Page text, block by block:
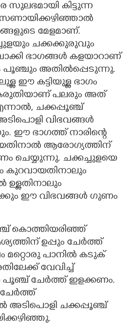
സുലഭമായി കിട്ടുന്ന
മേളമാണ്.
ചക്കക്കുരുവും
ഭാഗങ്ങൾ കളയാറാണ്
പൂഞ്ചും അതിൽപ്പെടുന്നു.
ഈ കട്ടിയുള്ള ഭാഗം
കരുതിയാണ് പലരും അത്
ചക്കപ്പൂഞ്ച്
വിഭവങ്ങൾ
ഈ ഭാഗത്ത് നാരിന്റെ
ആരോഗ്യത്തിന്
ചെയ്യുന്നു. ചക്കച്ചുളയെ
കുറവായതിനാലും
ഈ വിഭവങ്ങൾ ഗുണം
കൊത്തിയരിഞ്ഞ്
ഉപ്പും ചേർത്ത്
മറ്റൊരു പാനിൽ കടുക്
വേവിച്ച്
പൂഞ്ച്‌ ചേർത്ത് ഇളക്കണം.
അടിപൊളി ചക്കപ്പൂഞ്ച്